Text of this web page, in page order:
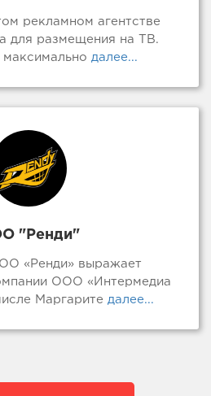
рекламном агентстве
для размещения на ТВ.
максимально далее...
"Ренди"
«Ренди» выражает
ООО «Интермедиа
Маргарите далее...